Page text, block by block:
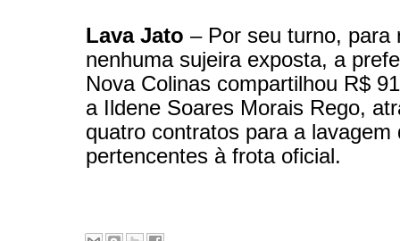
Lava Jato – Por seu turno, para
nenhuma sujeira exposta, a
Nova Colinas compartilhou R$
a Ildene Soares Morais Rego,
quatro contratos para a lavagem
pertencentes à frota oficial.